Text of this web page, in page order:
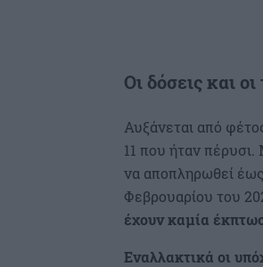
Οι δόσεις και
Αυξάνεται από
11 που ήταν
να αποπληρωθεί
Φεβρουαρίου του
έχουν καμία
Εναλλακτικά οι